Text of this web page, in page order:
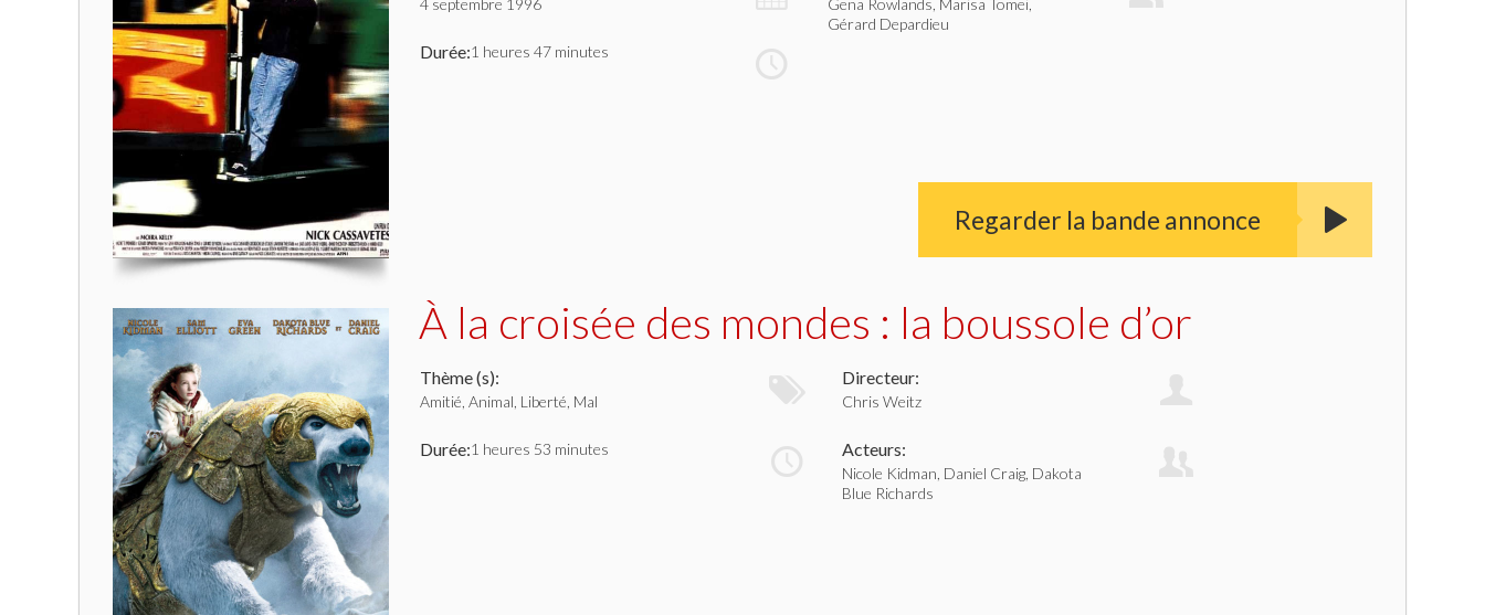
4 septembre 1996
Durée:1 heures 47 minutes
Gena Rowlands, Marisa Tomei,
Gérard Depardieu
Regarder la bande annonce
À la croisée des mondes : la boussole d’or
Thème (s):
Amitié, Animal, Liberté, Mal
Durée:1 heures 53 minutes
Directeur:
Chris Weitz
Acteurs:
Nicole Kidman, Daniel Craig, Dakota
Blue Richards